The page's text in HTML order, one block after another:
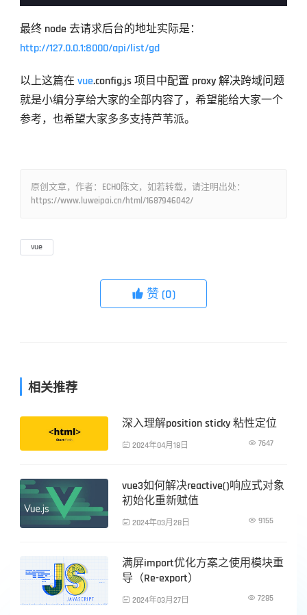
http://127.0.0.1:8000/api/list/gd
以上这篇在 vue.config.js 项目中配置 proxy 解决跨域问题
就是小编分享给大家的全部内容了，希望能给大家一个
参考，也希望大家多多支持芦苇派。
原创文章，作者：ECHO陈文，如若转载，请注明出处：
https://www.luweipai.cn/html/1687946042/
vue
 赞(0)
相关推荐
深入理解position sticky 粘性定位
 2024年04月18日  7647
前端技术
vue3如何解决reactive()响应式对象
初始化重新赋值
 2024年03月28日  9155
前端技术
满屏import优化方案之使用模块重
导（Re-export）
 2024年03月27日  7285